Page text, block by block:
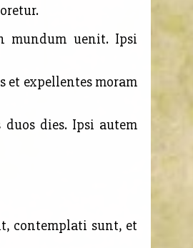
mundum uenit. Ipsi
et expellentes moram
dies. Ipsi autem
contemplati sunt, et